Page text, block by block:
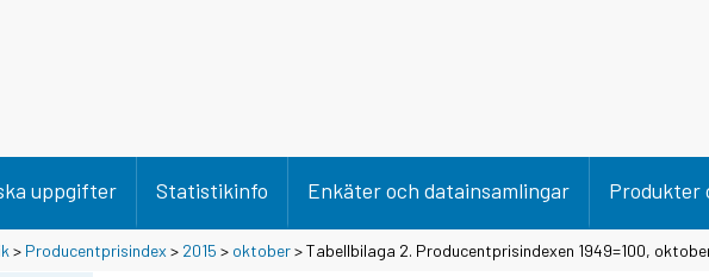
uppgifter Statistikinfo Enkäter och datainsamlingar Produkter
> Producentprisindex > 2015 > oktober> Tabellbilaga 2. Producentprisindexen 1949=100,